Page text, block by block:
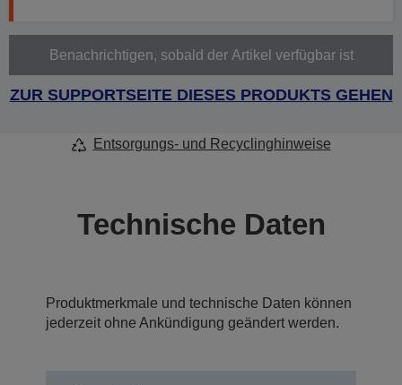
Benachrichtigen, sobald der Artikel verfügbar ist
ZUR SUPPORTSEITE DIESES PRODUKTS GEHEN
Entsorgungs- und Recyclinghinweise
Technische Daten
Produktmerkmale und technische Daten können
jederzeit ohne Ankündigung geändert werden.